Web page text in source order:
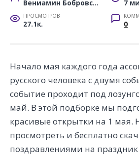
Вениамин Бобровский 7
ПРОСМОТРОВ
27.1к. 0
Начало мая каждого года
русского человека с двумя
событие проходит под
май. В этой подборке мы
красивые открытки на 1 мая.
просмотреть и бесплатно
поздравлениями на праздник